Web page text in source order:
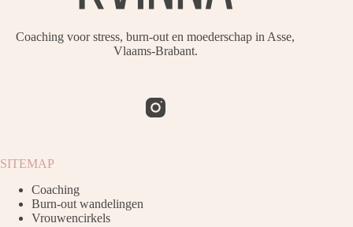
Coaching voor stress, burn-out en moederschap in Asse,
Vlaams-Brabant.
SITEMAP
Coaching
Burn-out wandelingen
Vrouwencirkels